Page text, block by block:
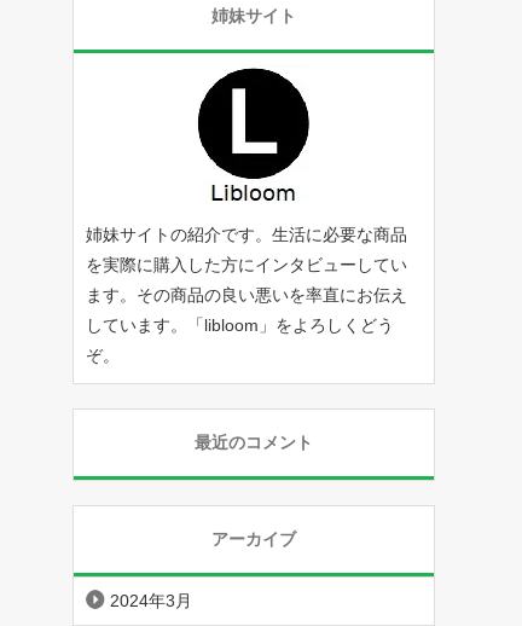
姉妹サイト
姉妹サイトの紹介です。生活に必要な商品
を実際に購入した方にインタビューしてい
ます。その商品の良い悪いを率直にお伝え
しています。「libloom 」をよろしくどう
ぞ。
最近のコメント
アーカイブ
2024年3月